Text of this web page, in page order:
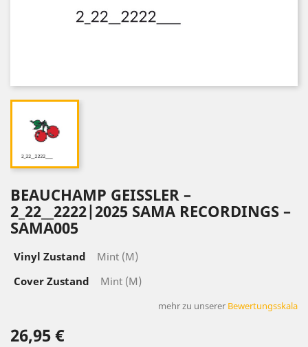
BEAUCHAMP GEISSLER ‎–
2_22__2222|2025 SAMA RECORDINGS ‎–
SAMA005
Vinyl Zustand
Mint (M)
Cover Zustand
Mint (M)
mehr zu unserer Bewertungsskala
26,95 €